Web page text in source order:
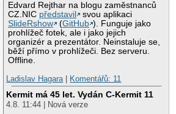
Edvard Rejthar na blogu zaměstnanců
CZ.NIC představil
svou aplikaci
SlideRshow
(GitHub ). Funguje jako
prohlížeč fotek, ale i jako jejich
organizér a prezentátor. Neinstaluje se,
běží přímo v prohlížeči. Bez serveru.
Offline.
Ladislav Hagara | Komentářů: 11
Kermit má 45 let. Vydán C-Kermit 11
4.8. 11:44 | Nová verze